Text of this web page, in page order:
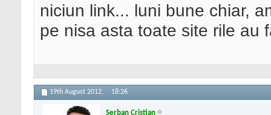
niciun link... luni bune chiar,
pe nisa asta toate site rile au
19th August 2012, 18:26
Serban Cristian